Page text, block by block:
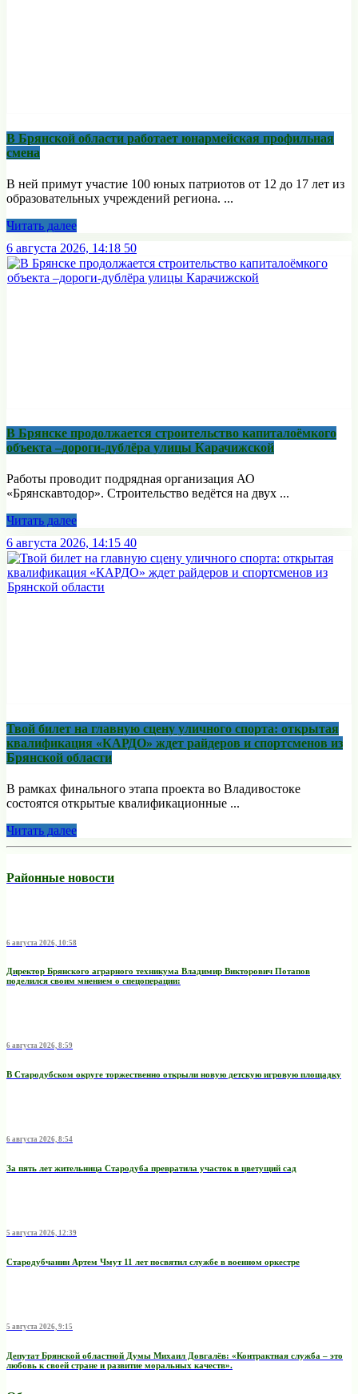
В Брянской области работает юнармейская профильная
смена
В ней примут участие 100 юных патриотов от 12 до 17 лет из
образовательных учреждений региона. ...
Читать далее
6 августа 2026, 14:18 50
В Брянске продолжается строительство капиталоёмкого
объекта –дороги-дублёра улицы Карачижской
Работы проводит подрядная организация АО
«Брянскавтодор». Строительство ведётся на двух ...
Читать далее
6 августа 2026, 14:15 40
Твой билет на главную сцену уличного спорта: открытая
квалификация «КАРДО» ждет райдеров и спортсменов из
Брянской области
В рамках финального этапа проекта во Владивостоке
состоятся открытые квалификационные ...
Читать далее
Районные новости
6 августа 2026, 10:58
Директор Брянского аграрного техникума Владимир Викторович Потапов
поделился своим мнением о спецоперации:
6 августа 2026, 8:59
В Стародубском округе торжественно открыли новую детскую игровую площадку
6 августа 2026, 8:54
За пять лет жительница Стародуба превратила участок в цветущий сад
5 августа 2026, 12:39
Стародубчанин Артем Чмут 11 лет посвятил службе в военном оркестре
5 августа 2026, 9:15
Депутат Брянской областной Думы Михаил Довгалёв: «Контрактная служба – это
любовь к своей стране и развитие моральных качеств».